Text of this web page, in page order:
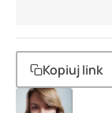
Kopiuj link